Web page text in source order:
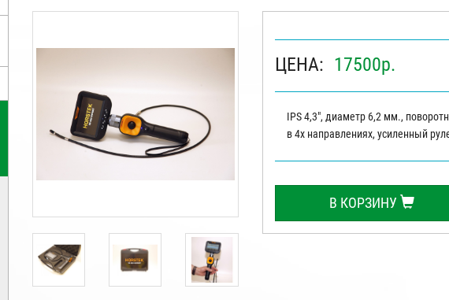
ЦЕНА: 17500р.
IPS 4,3", диаметр 6,2 мм.,
в 4х направлениях, усиленный
В КОРЗИНУ